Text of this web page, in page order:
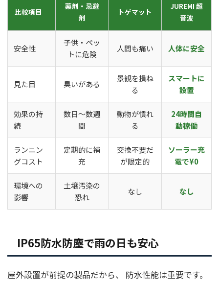
比較項目
薬剤・忌避
剤
トゲマット
JUREMI 超
音波
安全性
子供・ペッ
トに危険
人間も痛い 人体に安全
見た目 臭いがある
景観を損ね
る
スマートに
設置
効果の持
続
数日〜数週
間
動物が慣れ
る
24時間自
動稼働
ランニン
グコスト
定期的に補
充
交換不要だ
が限定的
ソーラー充
電で¥0
環境への
影響
土壌汚染の
恐れ
なし なし
IP65防水防塵で雨の日も安心
屋外設置が前提の製品だから、 防水性能は重要です。